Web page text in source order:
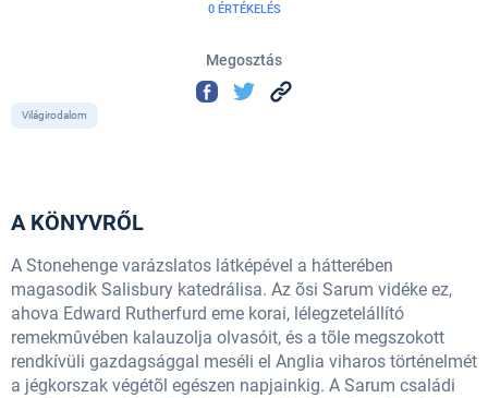
0 ÉRTÉKELÉS
Megosztás
Világirodalom
A KÖNYVRŐL
A Stonehenge varázslatos látképével a hátterében
magasodik Salisbury katedrálisa. Az õsi Sarum vidéke ez,
ahova Edward Rutherfurd eme korai, lélegzetelállító
remekmûvében kalauzolja olvasóit, és a tõle megszokott
rendkívüli gazdagsággal meséli el Anglia viharos történelmét
a jégkorszak végétõl egészen napjainkig. A Sarum családi